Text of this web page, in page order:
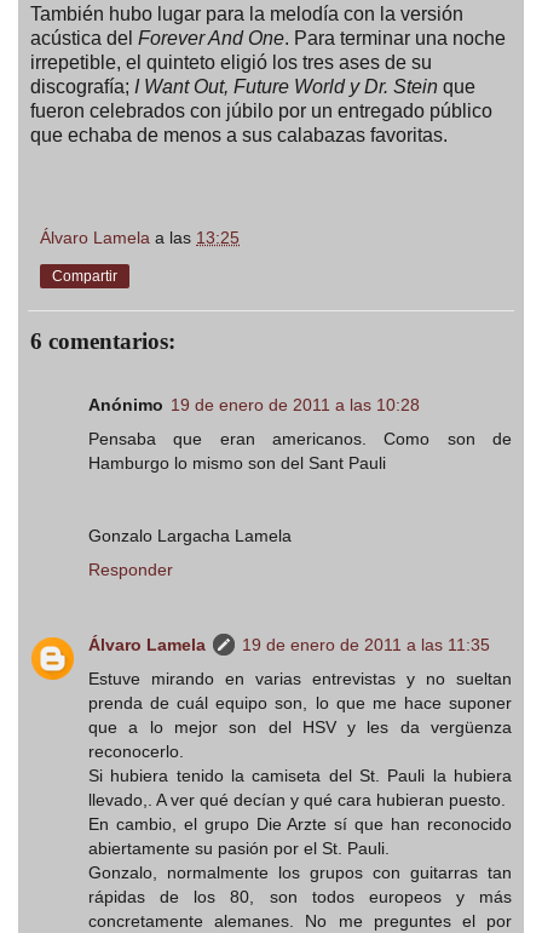
También hubo lugar para la melodía con la versión
acústica del Forever And One. Para terminar una noche
irrepetible, el quinteto eligió los tres ases de su
discografía; I Want Out, Future World y Dr. Stein que
fueron celebrados con júbilo por un entregado público
que echaba de menos a sus calabazas favoritas.
Álvaro Lamela a las 13:25
Compartir
6 comentarios:
Anónimo 19 de enero de 2011 a las 10:28
Pensaba que eran americanos. Como son de
Hamburgo lo mismo son del Sant Pauli
Gonzalo Largacha Lamela
Responder
Álvaro Lamela
19 de enero de 2011 a las 11:35
Estuve mirando en varias entrevistas y no sueltan
prenda de cuál equipo son, lo que me hace suponer
que a lo mejor son del HSV y les da vergüenza
reconocerlo.
Si hubiera tenido la camiseta del St. Pauli la hubiera
llevado,. A ver qué decían y qué cara hubieran puesto.
En cambio, el grupo Die Arzte sí que han reconocido
abiertamente su pasión por el St. Pauli.
Gonzalo, normalmente los grupos con guitarras tan
rápidas de los 80, son todos europeos y más
concretamente alemanes. No me preguntes el por